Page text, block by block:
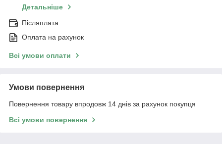
Детальніше
Післяплата
Оплата на рахунок
Всі умови оплати
Умови повернення
Повернення товару впродовж 14 днів за рахунок покупця
Всі умови повернення